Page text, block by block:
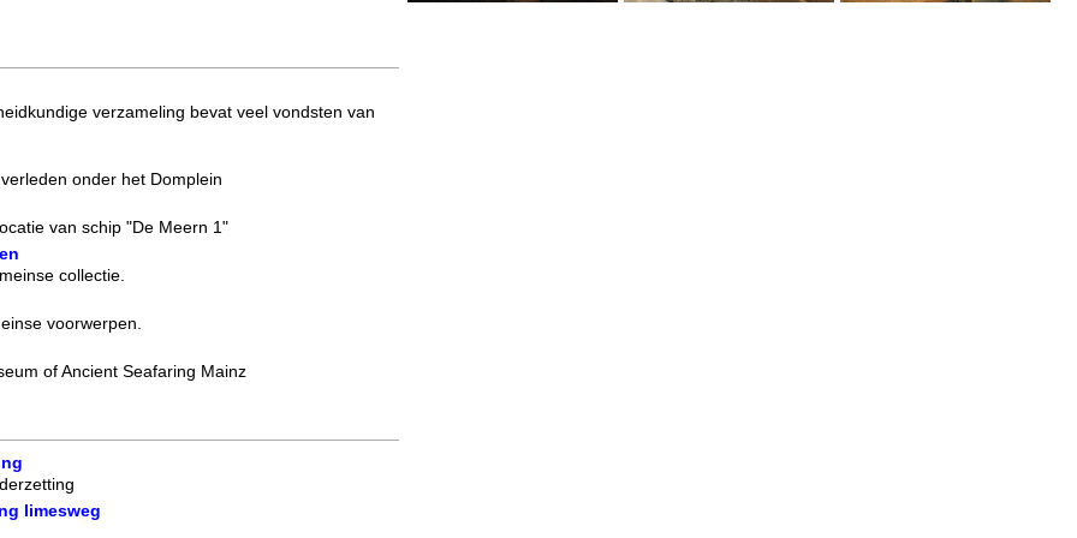
verzameling bevat veel vondsten van
onder het Domplein
van schip "De Meern 1"
collectie.
voorwerpen.
of Ancient Seafaring Mainz
limesweg